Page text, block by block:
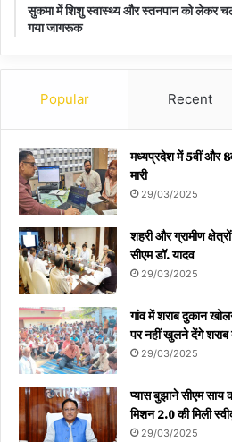
सुकमा में शिशु स्वास्थ्य और स्तनपान को लेकर
गया जागरूक
Popular Recent
मध्यप्रदेश में 5वीं और
मारी
29/03/2025
शहरी और ग्रामीण
सीएम डॉ. यादव
29/03/2025
गांव में शराब दुकान
पर नहीं खुलने देंगे शराब
29/03/2025
प्यास बुझाने सीएम
मिशन 2.0 की मिली
29/03/2025